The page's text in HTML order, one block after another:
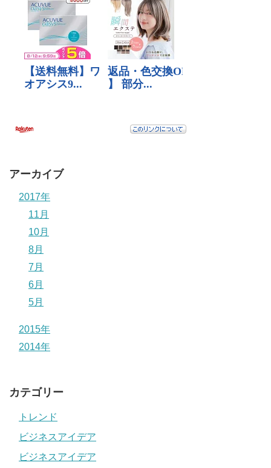
アーカイブ
2017年
11月
10月
8月
7月
6月
5月
2015年
2014年
カテゴリー
トレンド
ビジネスアイデア
ビジネスアイデア